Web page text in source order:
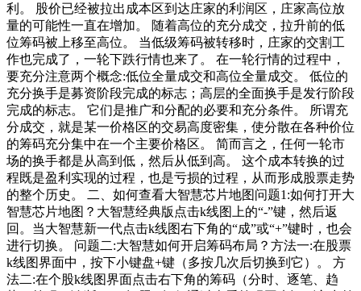
利。 股价已经被拉出成本区到达庄家的利润区，庄家高位放
量的可能性一直在增加。 随着高位的充分成交，拉升前的低
位筹码被上移至高位。 当低级筹码被转移时，庄家的交割工
作也完成了，一轮下跌行情也来了。 在一轮行情的过程中，
要充分注意两个概念:低位全量成交和高位全量成交。 低位的
充分换手是募资阶段完成的标志；高层的全面换手是发行阶段
完成的标志。 它们是推广和分配的必要和充分条件。 所谓充
分成交，就是某一价格区的交易高度密集，使分散在各种价位
的筹码充分集中在一个主要价格区。 简而言之，任何一轮市
场的换手都是从高到低，然后从低到高。 这个成本转换的过
程既是盈利实现的过程，也是亏损的过程，从而形成股票走势
的整个历史。 二、如何查看大智慧芯片地图问题1:如何打开大
智慧芯片地图？大智慧经典版点击k线图上的“-”键，然后返
回。当大智慧新一代点击k线图右下角的“成”或“+”键时，也会
进行切换。 问题二:大智慧如何开启筹码布局？方法一:在股票
k线图界面中，按下小键盘+键（多按几次后切换到它）。 方
法二:在个股k线图界面点击右下角的筹码（分时、逐笔、趋